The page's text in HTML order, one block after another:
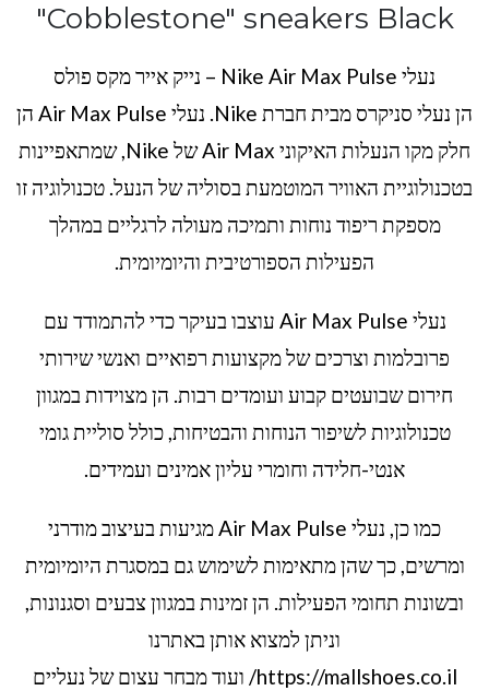
"Cobblestone" sneakers Black
נעלי Nike Air Max Pulse – נייק אייר מקס פולס
הן נעלי סניקרס מבית חברת Nike. נעלי Air Max Pulse הן
חלק מקו הנעלות האיקוני Air Max של Nike, שמתאפיינות
בטכנולוגיית האוויר המוטמעת בסוליה של הנעל. טכנולוגיה זו
מספקת ריפוד נוחות ותמיכה מעולה לרגליים במהלך
הפעילות הספורטיבית והיומיומית.
נעלי Air Max Pulse עוצבו בעיקר כדי להתמודד עם
פרובלמות וצרכים של מקצועות רפואיים ואנשי שירותי
חירום שבועטים קבוע ועומדים רבות. הן מצוידות במגוון
טכנולוגיות לשיפור הנוחות והבטיחות, כולל סוליית גומי
אנטי-חלידה וחומרי עליון אמינים ועמידים.
כמו כן, נעלי Air Max Pulse מגיעות בעיצוב מודרני
ומרשים, כך שהן מתאימות לשימוש גם במסגרת היומיומית
ובשונות תחומי הפעילות. הן זמינות במגוון צבעים וסגנונות,
וניתן למצוא אותן באתרנו
https://mallshoes.co.il/ ועוד מבחר עצום של נעליים